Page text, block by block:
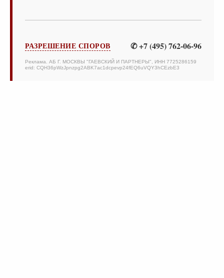
РАЗРЕШЕНИЕ СПОРОВ ✆ +7 (495) 762-06-96
Реклама. АБ Г. МОСКВЫ "ГАЕВСКИЙ И ПАРТНЕРЫ", ИНН 7725286159
erid: CQH36pWzJpnzpg2ABK7ac1dcpevp24fEQ6uVQY3hCEzbE3